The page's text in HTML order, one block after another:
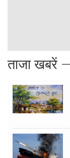
ताजा खबरें